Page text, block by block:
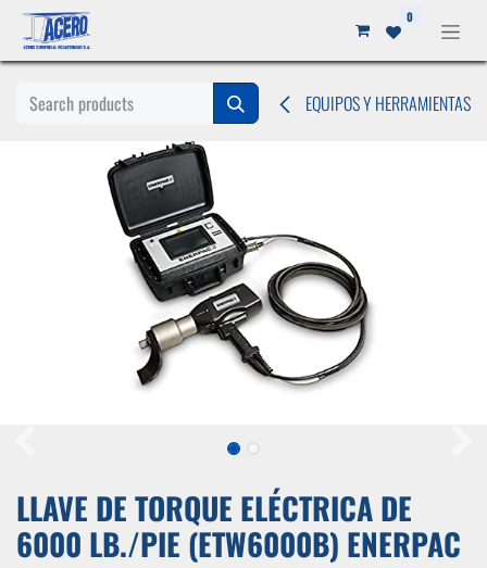
Ir al contenido 0
EQUIPOS Y HERRAMIENTAS
LLAVE DE TORQUE ELÉCTRICA DE
6000 LB./PIE (ETW6000B) ENERPAC